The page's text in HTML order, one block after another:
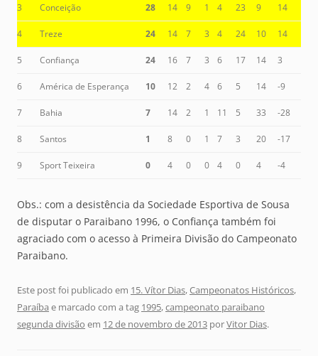
3 Conceição 28 14 9 1 4 23 9 14
4 Treze 24 14 7 3 4 24 10 14
5 Confiança 24 16 7 3 6 17 14 3
6 América de Esperança 10 12 2 4 6 5 14 -9
7 Bahia 7 14 2 1 11 5 33 -28
8 Santos 1 8 0 1 7 3 20 -17
9 Sport Teixeira 0 4 0 0 4 0 4 -4
Obs.: com a desistência da Sociedade Esportiva de Sousa
de disputar o Paraibano 1996, o Confiança também foi
agraciado com o acesso à Primeira Divisão do Campeonato
Paraibano.
Este post foi publicado em 15. Vítor Dias,Campeonatos Históricos,
Paraíba e marcado com a tag 1995,campeonato paraibano
segunda divisão em 12 de novembro de 2013 porVitor Dias.